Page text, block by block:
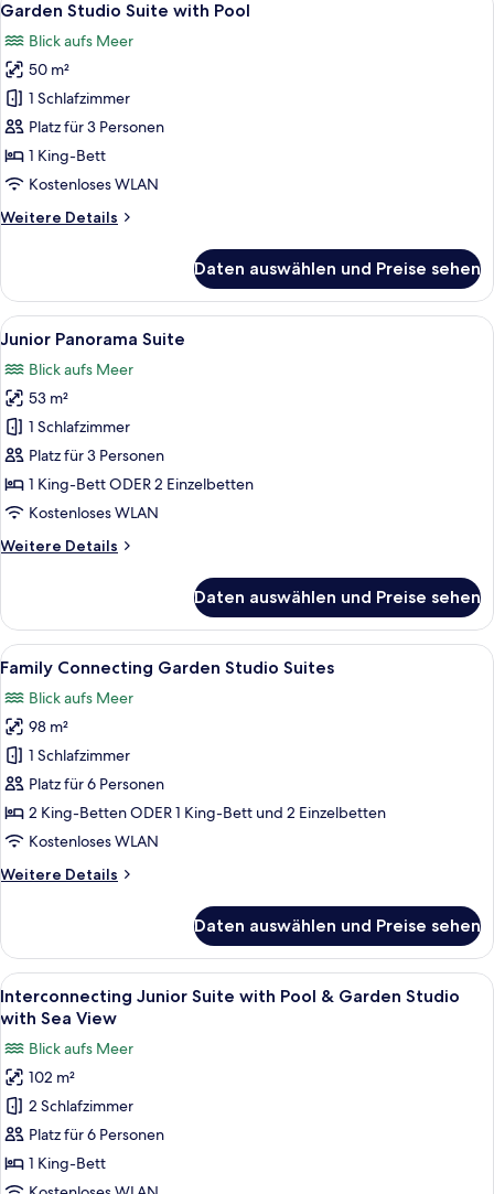
Pool
Fotos
für
Garden
Studio
Suite
with
Pool
7
Garden Studio Suite with Pool
Blick aufs Meer
50 m²
1 Schlafzimmer
Platz für 3 Personen
1 King-Bett
Kostenloses WLAN
Weitere Details
Weitere
Studio
Suite
with
Daten auswählen und Preise sehen
Alle
Fotos
für
Junior
Panorama
Suite
anzeigen
Ein Hotelzimmer mit Bett,
6
Junior Panorama Suite
Blick aufs Meer
53 m²
1 Schlafzimmer
Platz für 3 Personen
1 King-Bett ODER 2 Einzelbetten
Kostenloses WLAN
Weitere Details
Weitere
Panorama
Suite
Daten auswählen und Preise sehen
Alle
Fotos
für
Family
Connecting
Garden
Studio
Suites
Ein Hotelzimmer mit einem Bett,
7
Family Connecting Garden Studio Suites
Blick aufs Meer
98 m²
1 Schlafzimmer
Platz für 6 Personen
2 King-Betten ODER 1 King-Bett und 2 Einzelbetten
Kostenloses WLAN
Weitere Details
Weitere
Connecting
Garden
Studio
Suites
Daten auswählen und Preise sehen
Alle
Fotos
Interconnecting
Junior
Suite
with
Pool
&
16
Interconnecting Junior Suite with Pool & Garden Studio
with Sea View
Blick aufs Meer
102 m²
2 Schlafzimmer
Platz für 6 Personen
1 King-Bett